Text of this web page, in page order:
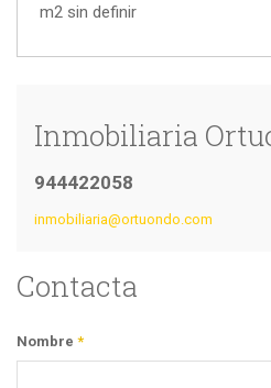
m2 sin definir
Inmobiliaria
944422058
inmobiliaria@ortuondo.com
Contacta
Nombre *